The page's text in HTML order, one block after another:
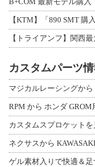
【KTM】「890 SMT 購
カスタムパーツ
ネクサスから